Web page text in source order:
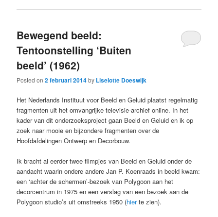
Bewegend beeld:
Tentoonstelling ‘Buiten
beeld’ (1962)
Posted on2 februari 2014by Liselotte Doeswijk
Het Nederlands Instituut voor Beeld en Geluid plaatst regelmatig
fragmenten uit het omvangrijke televisie-archief online. In het
kader van dit onderzoeksproject gaan Beeld en Geluid en ik op
zoek naar mooie en bijzondere fragmenten over de
Hoofdafdelingen Ontwerp en Decorbouw.
Ik bracht al eerder twee filmpjes van Beeld en Geluid onder de
aandacht waarin ondere andere Jan P. Koenraads in beeld kwam:
een ‘achter de schermen’-bezoek van Polygoon aan het
decorcentrum in 1975 en een verslag van een bezoek aan de
Polygoon studio’s uit omstreeks 1950 (hierte zien).